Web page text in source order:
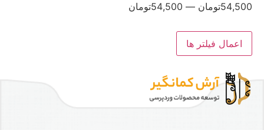
54,500تومان —
54,500تومان
اعمال فیلتر ها